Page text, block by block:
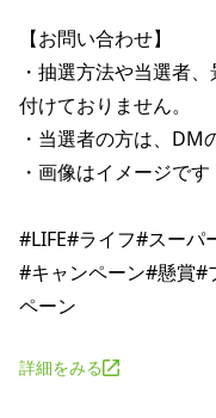
【お問い合わせ】
・抽選方法や当選者
付けておりません。
・当選者の方は、DM
・画像はイメージです
#LIFE#ライフ#スーパ
#キャンペーン#懸賞#
詳細をみる